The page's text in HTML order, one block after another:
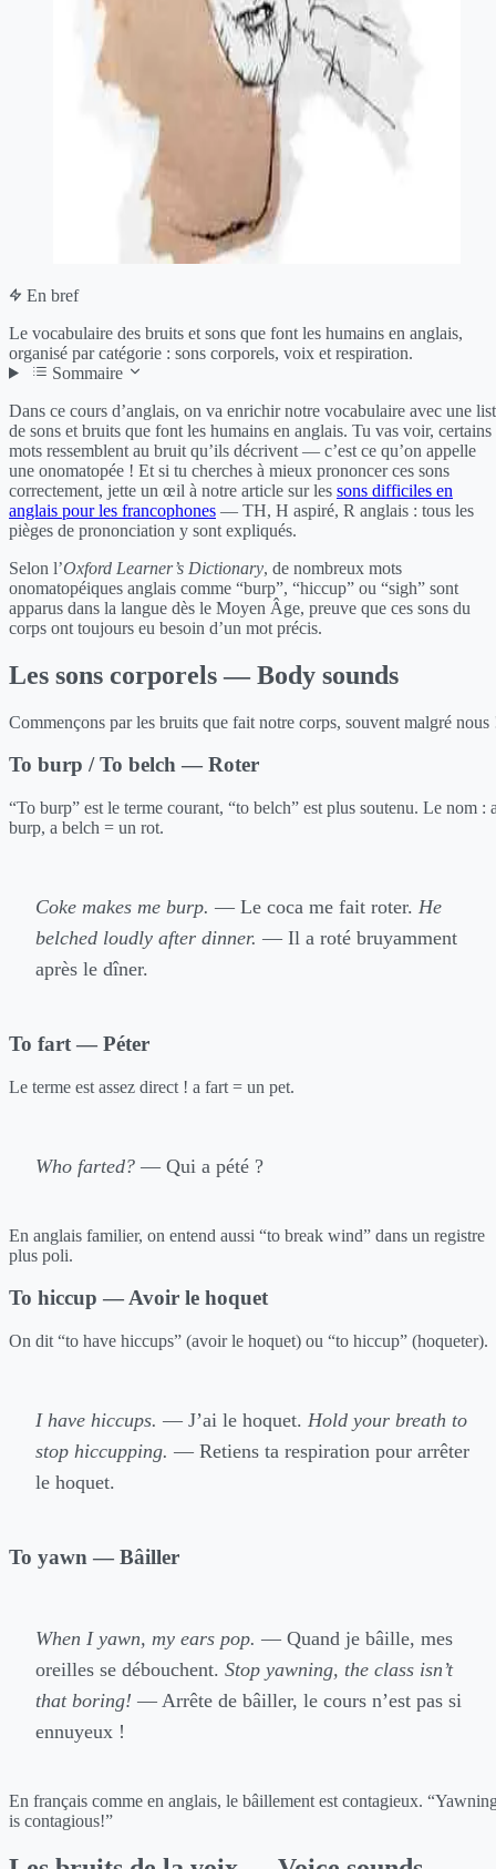
En bref
Le vocabulaire des bruits et sons que font les humains en anglais,
organisé par catégorie : sons corporels, voix et respiration.
Sommaire
Dans ce cours d’anglais, on va enrichir notre vocabulaire avec une
de sons et bruits que font les humains en anglais. Tu vas voir, certains
mots ressemblent au bruit qu’ils décrivent — c’est ce qu’on appelle
une onomatopée ! Et si tu cherches à mieux prononcer ces sons
correctement, jette un œil à notre article sur les sons difficiles en
anglais pour les francophones — TH, H aspiré, R anglais : tous les
pièges de prononciation y sont expliqués.
Selon l’Oxford Learner’s Dictionary, de nombreux mots
onomatopéiques anglais comme “burp”, “hiccup” ou “sigh” sont
apparus dans la langue dès le Moyen Âge, preuve que ces sons du
corps ont toujours eu besoin d’un mot précis.
Les sons corporels — Body sounds
Commençons par les bruits que fait notre corps, souvent malgré nous
To burp / To belch — Roter
“To burp” est le terme courant, “to belch” est plus soutenu. Le nom :
burp, a belch = un rot.
Coke makes me burp. — Le coca me fait roter. He
belched loudly after dinner. — Il a roté bruyamment
après le dîner.
To fart — Péter
Le terme est assez direct ! a fart = un pet.
Who farted? — Qui a pété ?
En anglais familier, on entend aussi “to break wind” dans un registre
plus poli.
To hiccup — Avoir le hoquet
On dit “to have hiccups” (avoir le hoquet) ou “to hiccup” (hoqueter).
I have hiccups. — J’ai le hoquet. Hold your breath to
stop hiccupping. — Retiens ta respiration pour arrêter
le hoquet.
To yawn — Bâiller
When I yawn, my ears pop. — Quand je bâille, mes
oreilles se débouchent. Stop yawning, the class isn’t
that boring! — Arrête de bâiller, le cours n’est pas si
ennuyeux !
En français comme en anglais, le bâillement est contagieux.
is contagious!”